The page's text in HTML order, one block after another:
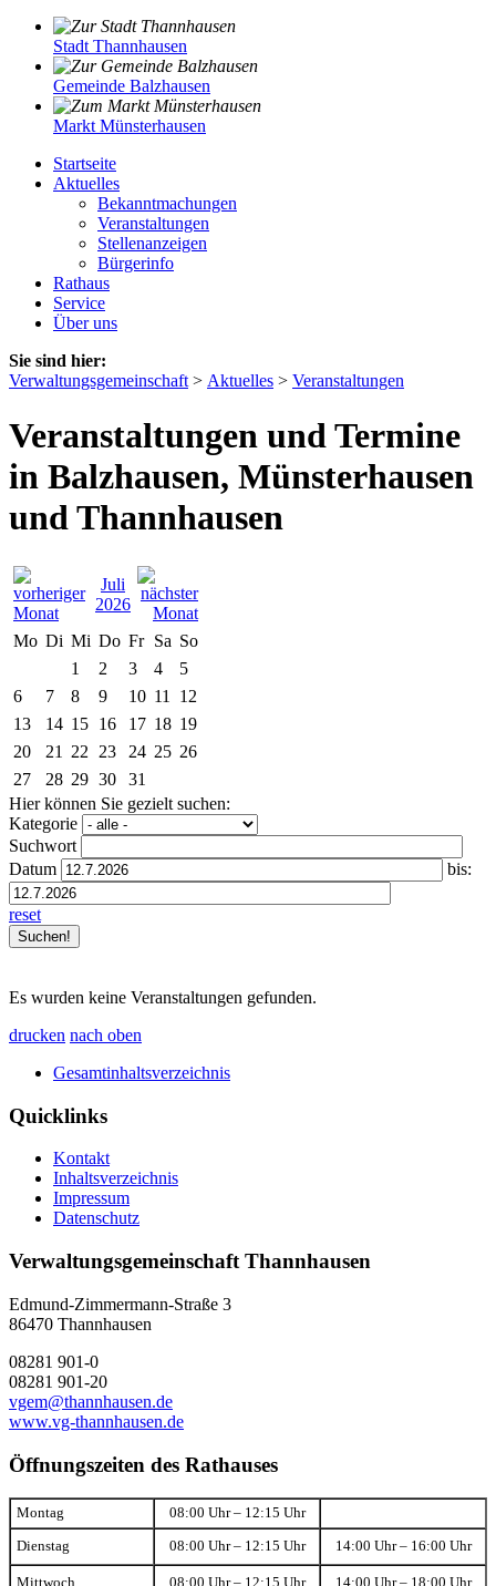
Stadt Thannhausen
Gemeinde Balzhausen
Markt Münsterhausen
Startseite
Aktuelles
Bekanntmachungen
Veranstaltungen
Stellenanzeigen
Bürgerinfo
Rathaus
Service
Über uns
Sie sind hier:
Verwaltungsgemeinschaft > Aktuelles > Veranstaltungen
Veranstaltungen und Termine
in Balzhausen, Münsterhausen
und Thannhausen
Juli
2026
Mo Di Mi Do Fr Sa So
1
2 3 4
5
6
7 8 9 10 11
12
13
14 15 16 17 18 19
20
21 22 23 24 25 26
27
28 29 30
31
Hier können Sie gezielt suchen:
Kategorie
Suchwort
Datum
bis:
reset
Es wurden keine Veranstaltungen gefunden.
drucken nach oben
Gesamtinhaltsverzeichnis
Quicklinks
Kontakt
Inhaltsverzeichnis
Impressum
Datenschutz
Verwaltungsgemeinschaft Thannhausen
Edmund-Zimmermann-Straße 3
86470 Thannhausen
08281 901-0
08281 901-20
vgem@thannhausen.de
www.vg-thannhausen.de
Öffnungszeiten des Rathauses
Montag 08:00 Uhr – 12:15 Uhr
Dienstag 08:00 Uhr – 12:15 Uhr 14:00 Uhr – 16:00 Uhr